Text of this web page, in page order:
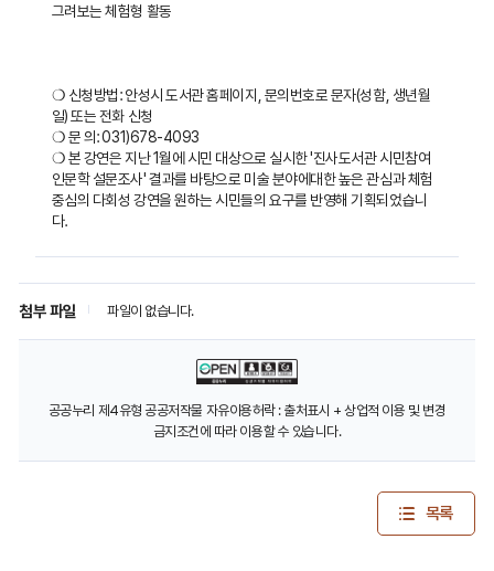
그려보는 체험형 활동
❍ 신청방법: 안성시 도서관 홈페이지, 문의번호로 문자(성함, 생년월
일) 또는 전화 신청
❍ 문 의: 031)678-4093
❍ 본 강연은 지난 1월에 시민 대상으로 실시한 '진사도서관 시민참여
인문학 설문조사' 결과를 바탕으로 미술 분야에대한 높은 관심과 체험
중심의 다회성 강연을 원하는 시민들의 요구를 반영해 기획되었습니
다.
첨부 파일 파일이 없습니다.
공공누리 제4유형 공공저작물 자유이용허락 : 출처표시 + 상업적 이용 및 변경
금지조건에 따라 이용할 수 있습니다.
목록